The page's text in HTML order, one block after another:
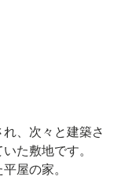
、次々と建築さ
た敷地です。
屋の家。